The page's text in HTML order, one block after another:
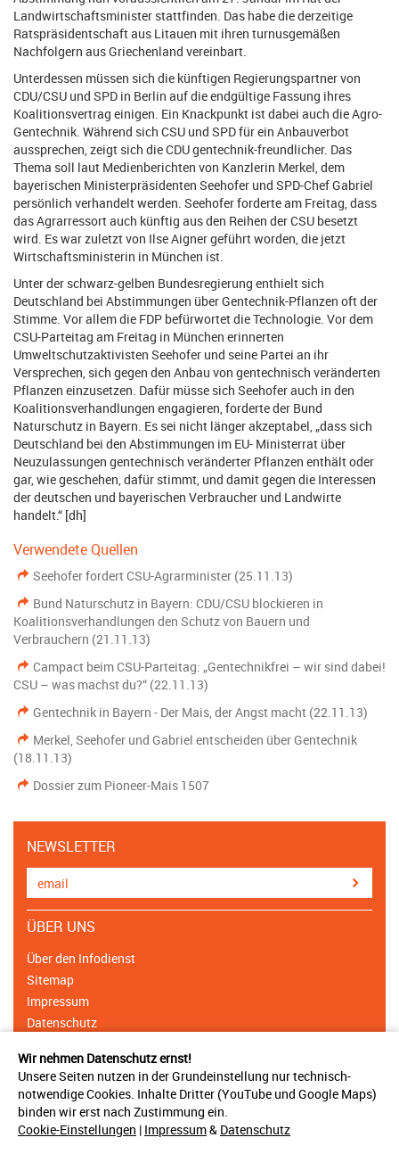
Wir nehmen Datenschutz ernst!
Unsere Seiten nutzen in der Grundeinstellung nur technisch-
notwendige Cookies. Inhalte Dritter (YouTube und Google Maps)
binden wir erst nach Zustimmung ein.
Cookie-Einstellungen | Impressum& Datenschutz
Landwirtschaftsminister stattfinden. Das habe die derzeitige
Ratspräsidentschaft aus Litauen mit ihren turnusgemäßen
Nachfolgern aus Griechenland vereinbart.
Unterdessen müssen sich die künftigen Regierungspartner von
CDU/CSU und SPD in Berlin auf die endgültige Fassung ihres
Koalitionsvertrag einigen. Ein Knackpunkt ist dabei auch die Agro-
Gentechnik. Während sich CSU und SPD für ein Anbauverbot
aussprechen, zeigt sich die CDU gentechnik-freundlicher. Das
Thema soll laut Medienberichten von Kanzlerin Merkel, dem
bayerischen Ministerpräsidenten Seehofer und SPD-Chef Gabriel
persönlich verhandelt werden. Seehofer forderte am Freitag, dass
das Agrarressort auch künftig aus den Reihen der CSU besetzt
wird. Es war zuletzt von Ilse Aigner geführt worden, die jetzt
Wirtschaftsministerin in München ist.
Unter der schwarz-gelben Bundesregierung enthielt sich
Deutschland bei Abstimmungen über Gentechnik-Pflanzen oft der
Stimme. Vor allem die FDP befürwortet die Technologie. Vor dem
CSU-Parteitag am Freitag in München erinnerten
Umweltschutzaktivisten Seehofer und seine Partei an ihr
Versprechen, sich gegen den Anbau von gentechnisch veränderten
Pflanzen einzusetzen. Dafür müsse sich Seehofer auch in den
Koalitionsverhandlungen engagieren, forderte der Bund
Naturschutz in Bayern. Es sei nicht länger akzeptabel, „dass sich
Deutschland bei den Abstimmungen im EU- Ministerrat über
Neuzulassungen gentechnisch veränderter Pflanzen enthält oder
gar, wie geschehen, dafür stimmt, und damit gegen die Interessen
der deutschen und bayerischen Verbraucher und Landwirte
handelt.“ [dh]
Verwendete Quellen
Seehofer fordert CSU-Agrarminister (25.11.13)
Bund Naturschutz in Bayern: CDU/CSU blockieren in
Koalitionsverhandlungen den Schutz von Bauern und
Verbrauchern (21.11.13)
Campact beim CSU-Parteitag: „Gentechnikfrei – wir sind dabei!
CSU – was machst du?“ (22.11.13)
Gentechnik in Bayern - Der Mais, der Angst macht (22.11.13)
Merkel, Seehofer und Gabriel entscheiden über Gentechnik
(18.11.13)
Dossier zum Pioneer-Mais 1507
NEWSLETTER
ÜBER UNS
Über den Infodienst
Sitemap
Impressum
Datenschutz
NETZWERK
Träger & Unterstützer
Ansprechpartner